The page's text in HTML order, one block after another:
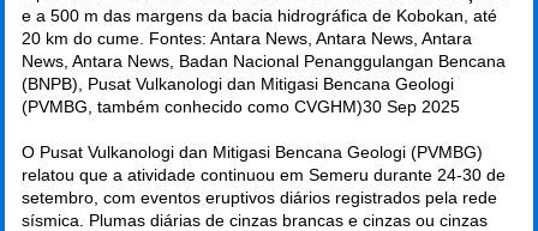
e a 500 m das margens da bacia hidrográfica de Kobokan, até
20 km do cume. Fontes: Antara News, Antara News, Antara
News, Antara News, Badan Nacional Penanggulangan Bencana
(BNPB), Pusat Vulkanologi dan Mitigasi Bencana Geologi
(PVMBG, também conhecido como CVGHM)30 Sep 2025
O Pusat Vulkanologi dan Mitigasi Bencana Geologi (PVMBG)
relatou que a atividade continuou em Semeru durante 24-30 de
setembro, com eventos eruptivos diários registrados pela rede
sísmica. Plumas diárias de cinzas brancas e cinzas ou cinzas